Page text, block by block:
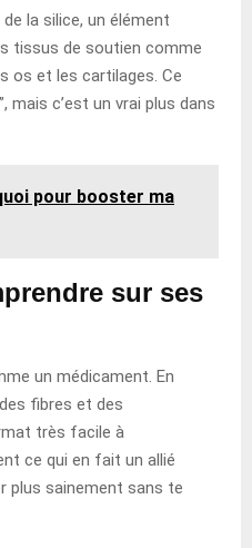
la silice, un élément
tissus de soutien comme
os et les cartilages. Ce
mais c’est un vrai plus dans
pour booster ma
sur ses
un médicament. En
fibres et des
très facile à
ce qui en fait un allié
plus sainement sans te